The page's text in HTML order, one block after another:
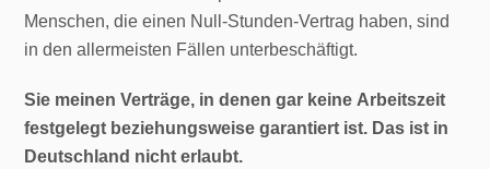
Menschen, die einen Null-Stunden-Vertrag haben, sind
in den allermeisten Fällen unterbeschäftigt.
Sie meinen Verträge, in denen gar keine Arbeitszeit
festgelegt beziehungsweise garantiert ist. Das ist in
Deutschland nicht erlaubt.